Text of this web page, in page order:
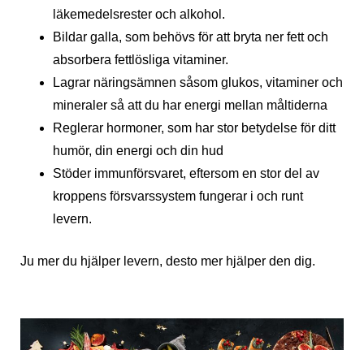
läkemedelsrester och alkohol.
Bildar galla, som behövs för att bryta ner fett och
absorbera fettlösliga vitaminer.
Lagrar näringsämnen såsom glukos, vitaminer och
mineraler så att du har energi mellan måltiderna
Reglerar hormoner, som har stor betydelse för ditt
humör, din energi och din hud
Stöder immunförsvaret, eftersom en stor del av
kroppens försvarssystem fungerar i och runt
levern.
Ju mer du hjälper levern, desto mer hjälper den dig.